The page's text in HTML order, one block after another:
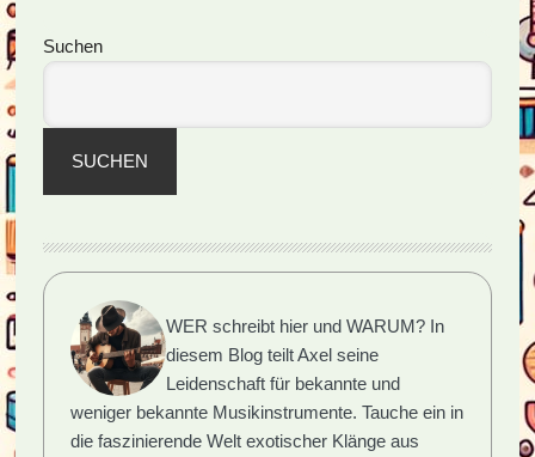
Seitenspalte
Suchen
SUCHEN
WER schreibt hier und WARUM? In
diesem Blog teilt Axel seine
Leidenschaft für bekannte und
weniger bekannte Musikinstrumente. Tauche ein in
die faszinierende Welt exotischer Klänge aus